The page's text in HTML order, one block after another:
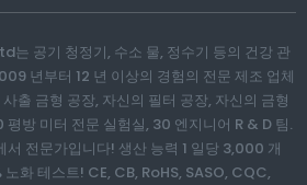
공기 청정기, 수소 물, 정수기 등의 건강 관
년부터 12 년 이상의 경험의 전문 제조 업체
출 금형 공장, 자신의 필터 공장, 자신의 금형
방 미터 전문 실험실, 30 엔지니어 R & D 팀.
전문가입니다! 생산 능력 1 일당 3,000 개
화 테스트! CE, CB, RoHS, SASO, CQC,